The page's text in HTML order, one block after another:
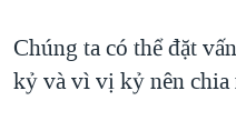
Chúng ta có thể đặt
kỷ và vì vị kỷ nên chia